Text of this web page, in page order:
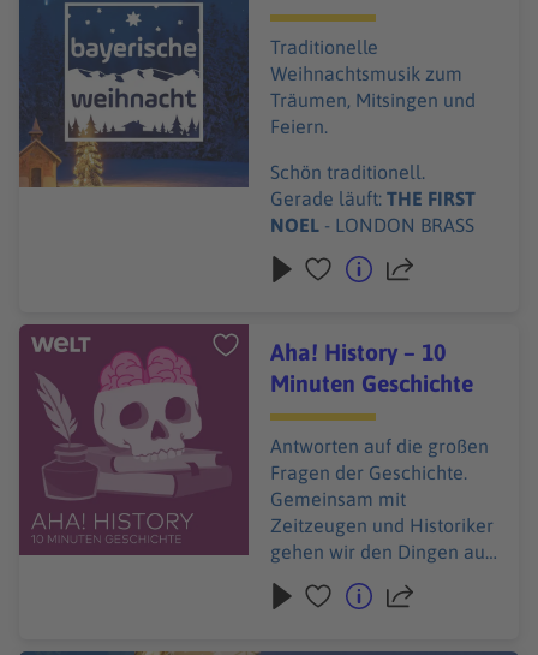
Traditionelle
Weihnachtsmusik zum
Träumen, Mitsingen und
Feiern.
Schön traditionell.
Gerade läuft: THE FIRST
NOEL - LONDON BRASS
Audiotitel - Aha! History – 10 Minuten Geschichte
Aha! History – 10
Minuten Geschichte
Antworten auf die großen
Fragen der Geschichte.
Gemeinsam mit
Zeitzeugen und Historiker
gehen wir den Dingen auf
den Grund. Warum war
Weihnachten in